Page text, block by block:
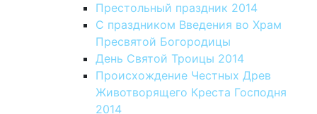
Престольный праздник 2014
С праздником Введения во Храм
Пресвятой Богородицы
День Святой Троицы 2014
Происхождение Честных Древ
Животворящего Креста Господня
2014